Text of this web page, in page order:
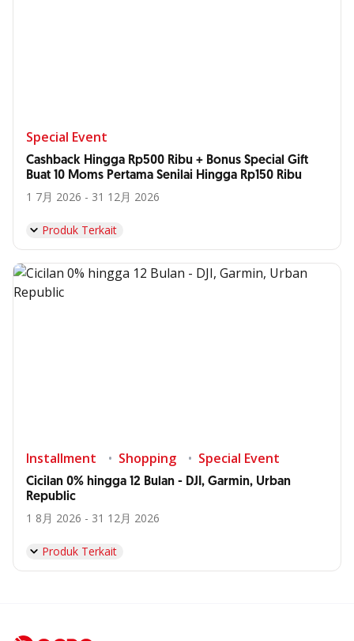
Special Event
Cashback Hingga Rp500 Ribu + Bonus Special Gift
Buat 10 Moms Pertama Senilai Hingga Rp150 Ribu
1 7月 2026 - 31 12月 2026
Produk Terkait
Installment Shopping Special Event
Cicilan 0% hingga 12 Bulan - DJI, Garmin, Urban
Republic
1 8月 2026 - 31 12月 2026
Produk Terkait